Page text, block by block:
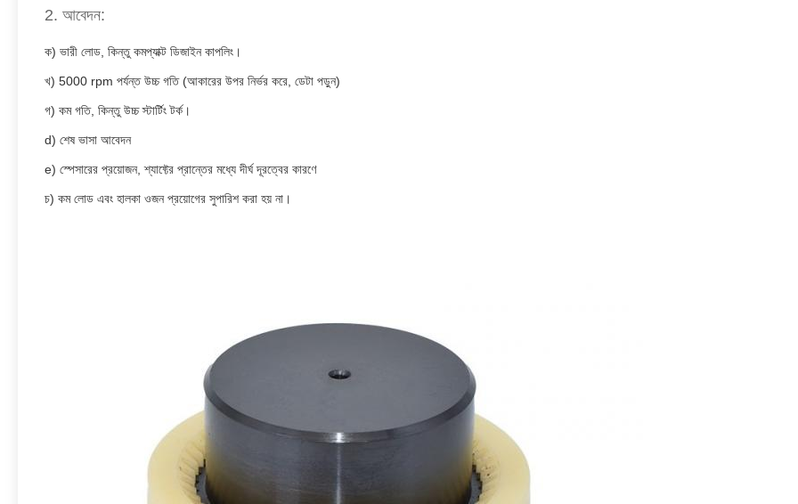
2. আবেদন:
ক) ভারী লোড, কিন্তু কমপ্যাক্ট ডিজাইন কাপলিং।
খ) 5000 rpm পর্যন্ত উচ্চ গতি (আকারের উপর নির্ভর করে, ডেটা পড়ুন)
গ) কম গতি, কিন্তু উচ্চ স্টার্টিং টর্ক।
d) শেষ ভাসা আবেদন
e) স্পেসারের প্রয়োজন, শ্যাফ্টের প্রান্তের মধ্যে দীর্ঘ দূরত্বের কারণে
চ) কম লোড এবং হালকা ওজন প্রয়োগের সুপারিশ করা হয় না।